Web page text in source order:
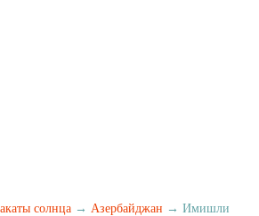
солнца → Азербайджан → Имишли